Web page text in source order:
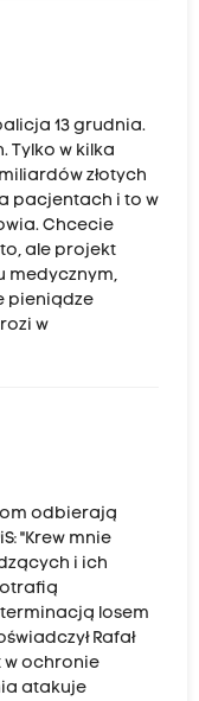
13 grudnia.
Tylko w kilka
złotych
pacjentach i to w
Chcecie
ale projekt
medycznym,
pieniądze
w
odbierają
"Krew mnie
i ich
losem
Rafał
w ochronie
atakuje